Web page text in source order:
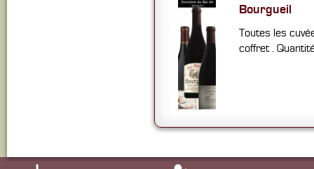
Bourgueil
Toutes les
coffret .